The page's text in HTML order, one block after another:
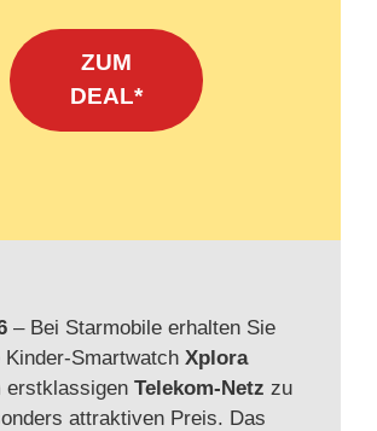
ZUM
DEAL*
– Bei Starmobile erhalten Sie
Smartwatch Xplora
Telekom-Netz zu
attraktiven Preis. Das